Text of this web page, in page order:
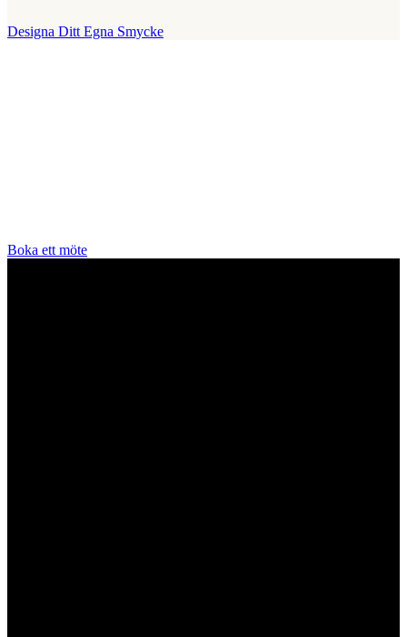
Designa Ditt Egna Smycke
Boka ett möte